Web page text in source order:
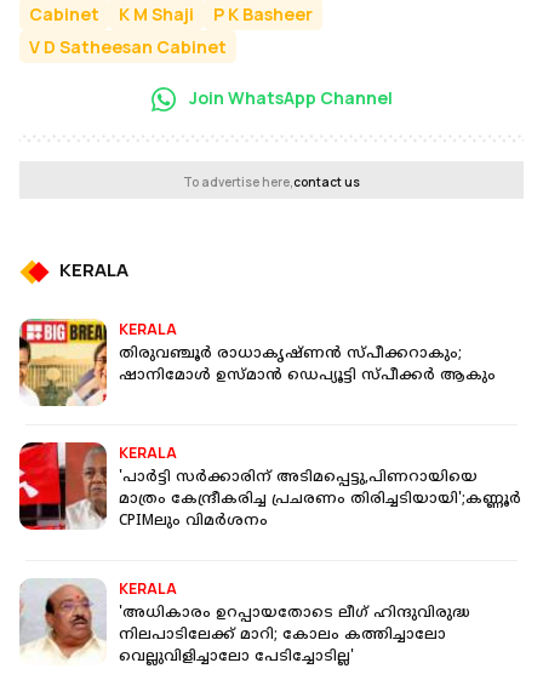
Cabinet
K M Shaji
P K Basheer
V D Satheesan Cabinet
Join WhatsApp Channel
To advertise here,contact us
KERALA
KERALA
തിരുവഞ്ചൂര്‍ രാധാകൃഷ്ണന്‍ സ്പീക്കറാകും;
ഷാനിമോള്‍ ഉസ്മാന്‍ ഡെപ്യൂട്ടി സ്പീക്കര്‍ ആകും
KERALA
'പാർട്ടി സർക്കാരിന് അടിമപ്പെട്ടു,പിണറായിയെ
മാത്രം കേന്ദ്രീകരിച്ച പ്രചരണം തിരിച്ചടിയായി';കണ്ണൂർ
CPIMലും വിമർശനം
KERALA
'അധികാരം ഉറപ്പായതോടെ ലീഗ് ഹിന്ദുവിരുദ്ധ
നിലപാടിലേക്ക് മാറി; കോലം കത്തിച്ചാലോ
വെല്ലുവിളിച്ചാലോ പേടിച്ചോടില്ല'